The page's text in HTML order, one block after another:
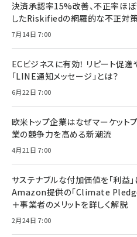
決済承認率15%改善、不正率ほぼ
したRiskifiedの網羅的な不正対
7月14日 7:00
ECビジネスに有効！ リピート促
「LINE通知メッセージ」とは？
6月22日 7:00
欧米トップ企業はなぜマーケット
業の競争力を高める新潮流
4月21日 7:00
サステナブルな付加価値を「利益
Amazon提供の「Climate
＋事業者のメリットを詳しく解説
2月24日 7:00